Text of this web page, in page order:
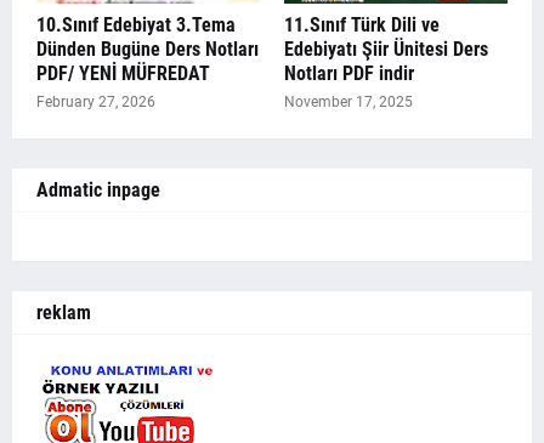
10.Sınıf Edebiyat 3.Tema
Dünden Bugüne Ders Notları
PDF/ YENİ MÜFREDAT
February 27, 2026
11.Sınıf Türk Dili ve
Edebiyatı Şiir Ünitesi Ders
Notları PDF indir
November 17, 2025
Admatic inpage
reklam